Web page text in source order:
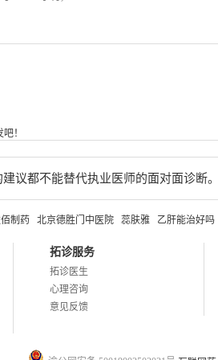
！
议都不能替代执业医师的面对面诊断
制药 北京德胜门中医院 蕊肤雅 乙肝能治好吗
拓诊服务
拓诊医生
心理咨询
意见反馈